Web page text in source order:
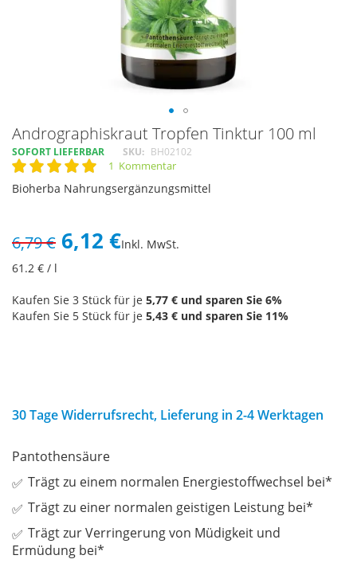
Andrographiskraut Tropfen Tinktur 100 ml
SOFORT LIEFERBAR SKU BH02102
Rating: 1 Kommentar
Bioherba Nahrungsergänzungsmittel
6,12 €
6,79 €
Inkl. MwSt.
61.2 € / l
Kaufen Sie 3 Stück für je 5,77 € und sparen Sie 6%
Kaufen Sie 5 Stück für je 5,43 € und sparen Sie 11%
30 Tage Widerrufsrecht, Lieferung in 2-4 Werktagen
Pantothensäure
Trägt zu einem normalen Energiestoffwechsel bei*
Trägt zu einer normalen geistigen Leistung bei*
Trägt zur Verringerung von Müdigkeit und
Ermüdung bei*
Skip
to
the
beginning
of
gallery